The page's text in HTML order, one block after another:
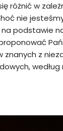
różnić w
nie
podstawie
z
według